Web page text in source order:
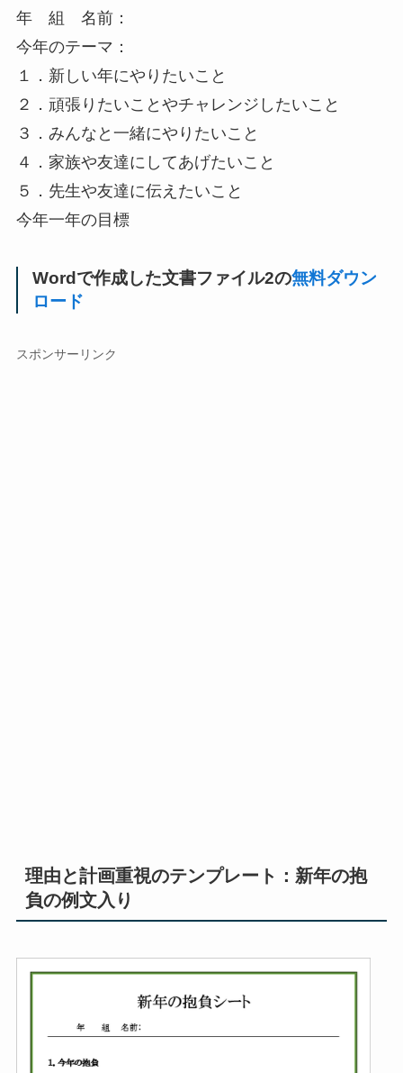
年 組 名前：
今年のテーマ：
１．新しい年にやりたいこと
２．頑張りたいことやチャレンジしたいこと
３．みんなと一緒にやりたいこと
４．家族や友達にしてあげたいこと
５．先生や友達に伝えたいこと
今年一年の目標
Wordで作成した文書ファイル2の無料ダウン
ロード
スポンサーリンク
理由と計画重視のテンプレート：新年の抱
負の例文入り